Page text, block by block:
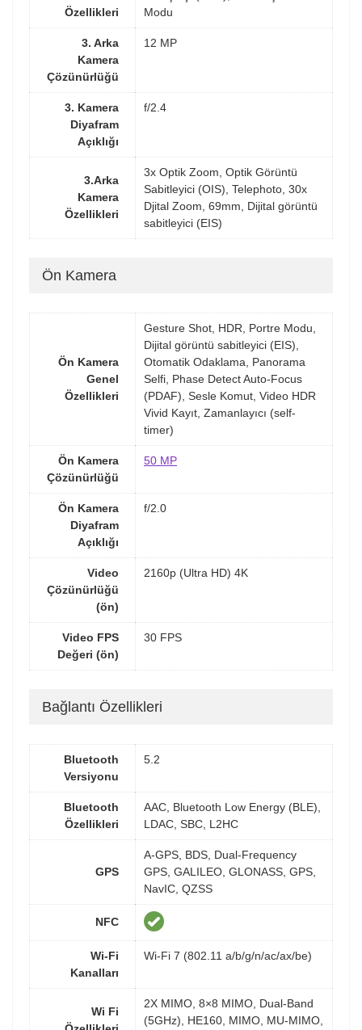
Özellikleri
Modu
3. Arka
Kamera
Çözünürlüğü
12 MP
3. Kamera
Diyafram
Açıklığı
f/2.4
3.Arka
Kamera
Özellikleri
3x Optik Zoom, Optik Görüntü
Sabitleyici (OIS), Telephoto, 30x
Djital Zoom, 69mm, Dijital görüntü
sabitleyici (EIS)
Ön Kamera
Ön Kamera
Genel
Özellikleri
Gesture Shot, HDR, Portre Modu,
Dijital görüntü sabitleyici (EIS),
Otomatik Odaklama, Panorama
Selfi, Phase Detect Auto-Focus
(PDAF), Sesle Komut, Video HDR
Vivid Kayıt, Zamanlayıcı (self-
timer)
Ön Kamera
Çözünürlüğü
50 MP
Ön Kamera
Diyafram
Açıklığı
f/2.0
Video
Çözünürlüğü
(ön)
2160p (Ultra HD) 4K
Video FPS
Değeri (ön)
30 FPS
Bağlantı Özellikleri
Bluetooth
Versiyonu
5.2
Bluetooth
Özellikleri
AAC, Bluetooth Low Energy (BLE),
LDAC, SBC, L2HC
GPS
A-GPS, BDS, Dual-Frequency
GPS, GALILEO, GLONASS, GPS,
NavIC, QZSS
NFC
Wi-Fi
Kanalları
Wi-Fi 7 (802.11 a/b/g/n/ac/ax/be)
Wi Fi
2X MIMO, 8×8 MIMO, Dual-Band
(5GHz), HE160, MIMO, MU-MIMO,